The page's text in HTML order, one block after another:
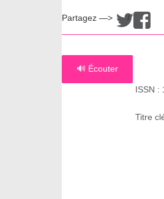
Partagez —> /
🔊 Écouter
ISSN :
Titre